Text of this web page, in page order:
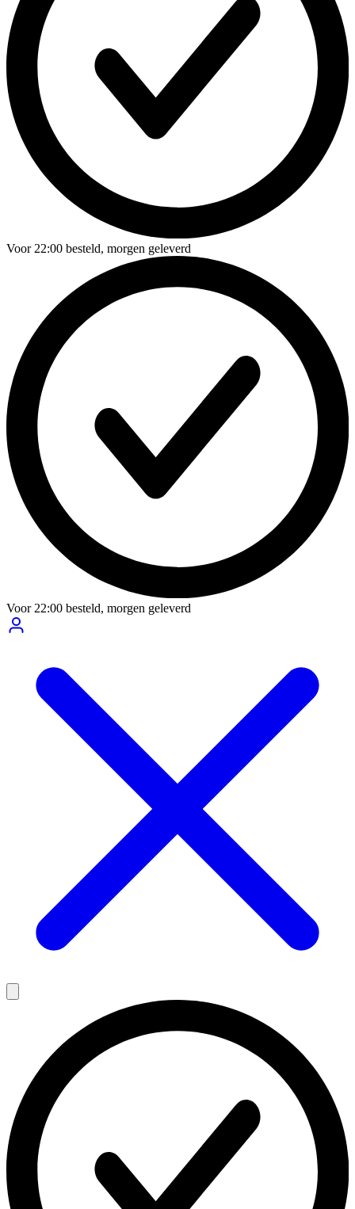
Voor22:00 besteld, morgen geleverd
Voor22:00 besteld, morgen geleverd